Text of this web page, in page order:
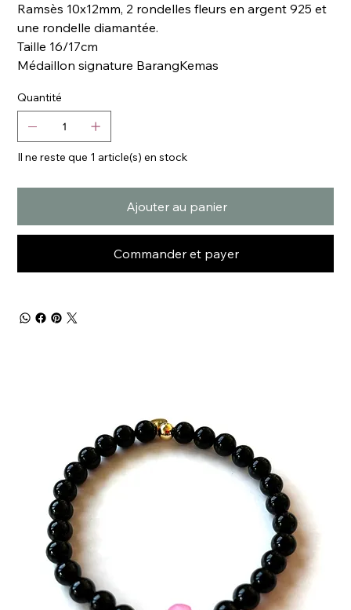
Ramsès 10x12mm, 2 rondelles fleurs en argent 925 et
une rondelle diamantée.
Taille 16/17cm
Médaillon signature BarangKemas
Quantité
Il ne reste que 1 article(s) en stock
Ajouter au panier
Commander et payer